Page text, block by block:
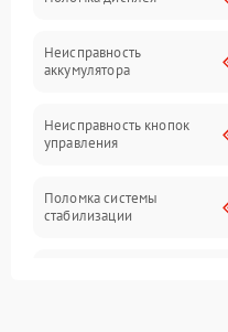
Неисправность
аккумулятора
Неисправность кнопок
управления
Поломка системы
стабилизации